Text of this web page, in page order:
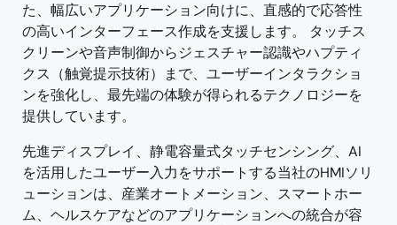
た、幅広いアプリケーション向けに、直感的で応答性
の高いインターフェース作成を支援します。 タッチス
クリーンや音声制御からジェスチャー認識やハプティ
クス（触覚提示技術）まで、ユーザーインタラクショ
ンを強化し、最先端の体験が得られるテクノロジーを
提供しています。
先進ディスプレイ、静電容量式タッチセンシング、AI
を活用したユーザー入力をサポートする当社のHMIソリ
ューションは、産業オートメーション、スマートホー
ム、ヘルスケアなどのアプリケーションへの統合が容